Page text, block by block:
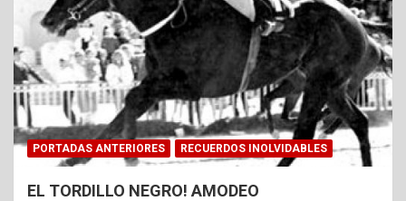
PORTADAS ANTERIORES RECUERDOS INOLVIDABLES
EL TORDILLO NEGRO! AMODEO